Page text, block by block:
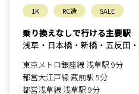
1K RC造 SALE
乗り換えなしで行ける主要駅
浅草・日本橋・新橋・五反田
東京メトロ銀座線 浅草駅 9分
都営大江戸線 蔵前駅 5分
都営浅草線 浅草駅 9分